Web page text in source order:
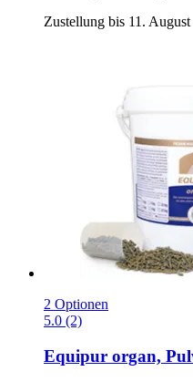
Zustellung bis 11. August
2 Optionen
5.0 (2)
Equipur organ,